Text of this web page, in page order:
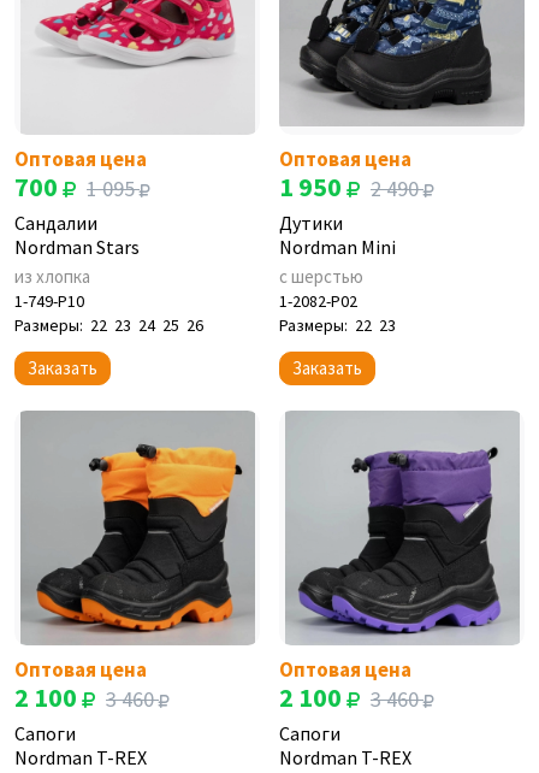
Оптовая цена
700 1 095
Сандалии
Nordman Stars
из хлопка
1-749-P10
Размеры: 22 23 24 25 26
Заказать
Оптовая цена
1 950 2 490
Дутики
Nordman Mini
с шерстью
1-2082-P02
Размеры: 22 23
Заказать
Оптовая цена
2 100 3 460
Сапоги
Nordman T-REX
Оптовая цена
2 100 3 460
Сапоги
Nordman T-REX